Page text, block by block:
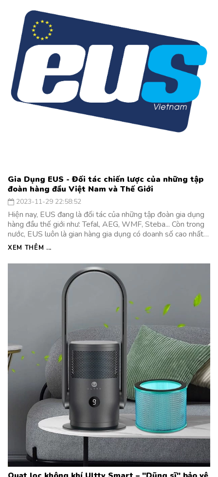
Gia Dụng EUS - Đối tác chiến lược của những tập
đoàn hàng đầu Việt Nam và Thế Giới
2023-11-29 22:58:52
Hiện nay, EUS đang là đối tác của những tập đoàn gia dụng
hàng đầu thế giới như: Tefal, AEG, WMF, Steba... Còn trong
nước, EUS luôn là gian hàng gia dụng có doanh số cao nhất
trên các sàn thương mại điện tử như tiki, adayroi, vneshop...
XEM THÊM ...